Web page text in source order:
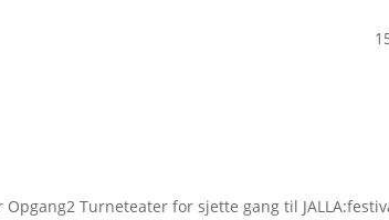
Turneteater for sjette gang til